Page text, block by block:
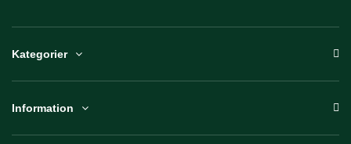
Kategorier
Information